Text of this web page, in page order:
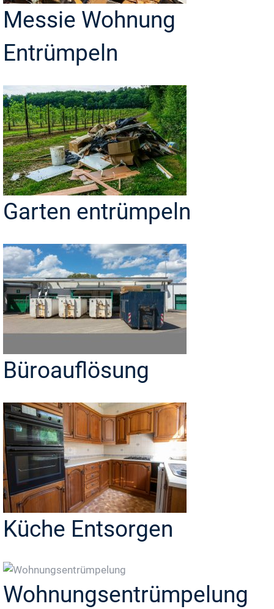
Messie Wohnung
Entrümpeln
Garten entrümpeln
Büroauflösung
Küche Entsorgen
Wohnungsentrümpelung